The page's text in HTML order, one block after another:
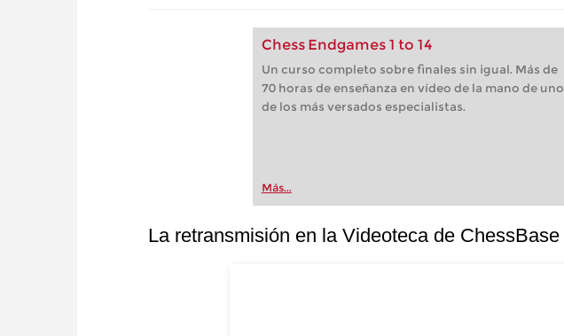
Chess Endgames 1 to 14
Un curso completo sobre finales sin igual. Más de
70 horas de enseñanza en vídeo de la mano de uno
de los más versados especialistas.
Más...
La retransmisión en la Videoteca de ChessBase